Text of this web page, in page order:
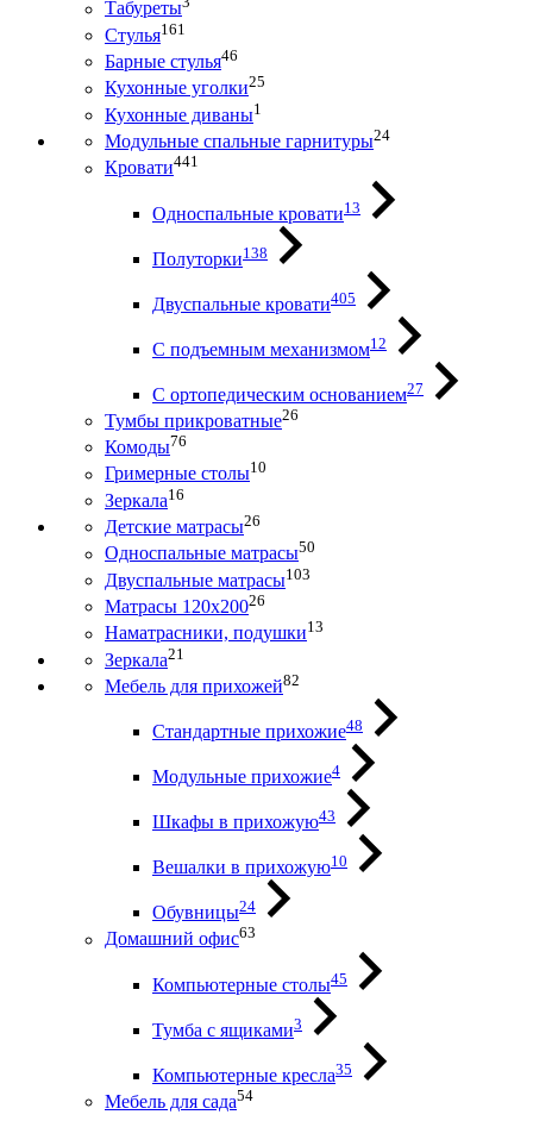
Табуреты
Стулья161
Барные стулья46
Кухонные уголки25
Кухонные диваны1
Модульные спальные гарнитуры24
Кровати441
Односпальные кровати13
Полуторки138
Двуспальные кровати405
С подъемным механизмом12
С ортопедическим основанием27
Тумбы прикроватные26
Комоды76
Гримерные столы10
Зеркала16
Детские матрасы26
Односпальные матрасы50
Двуспальные матрасы103
Матрасы 120х20026
Наматрасники, подушки13
Зеркала21
Мебель для прихожей82
Стандартные прихожие48
Модульные прихожие4
Шкафы в прихожую43
Вешалки в прихожую10
Обувницы24
Домашний офис63
Компьютерные столы45
Тумба с ящиками3
Компьютерные кресла35
Мебель для сада54